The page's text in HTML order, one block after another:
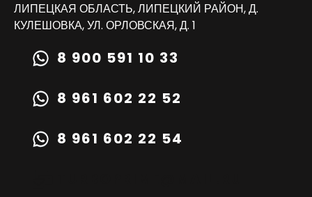
ЛИПЕЦКАЯ ОБЛАСТЬ, ЛИПЕЦКИЙ РАЙОН, Д.
КУЛЕШОВКА, УЛ. ОРЛОВСКАЯ, Д. 1
8 900 591 10 33
8 961 602 22 52
8 961 602 22 54